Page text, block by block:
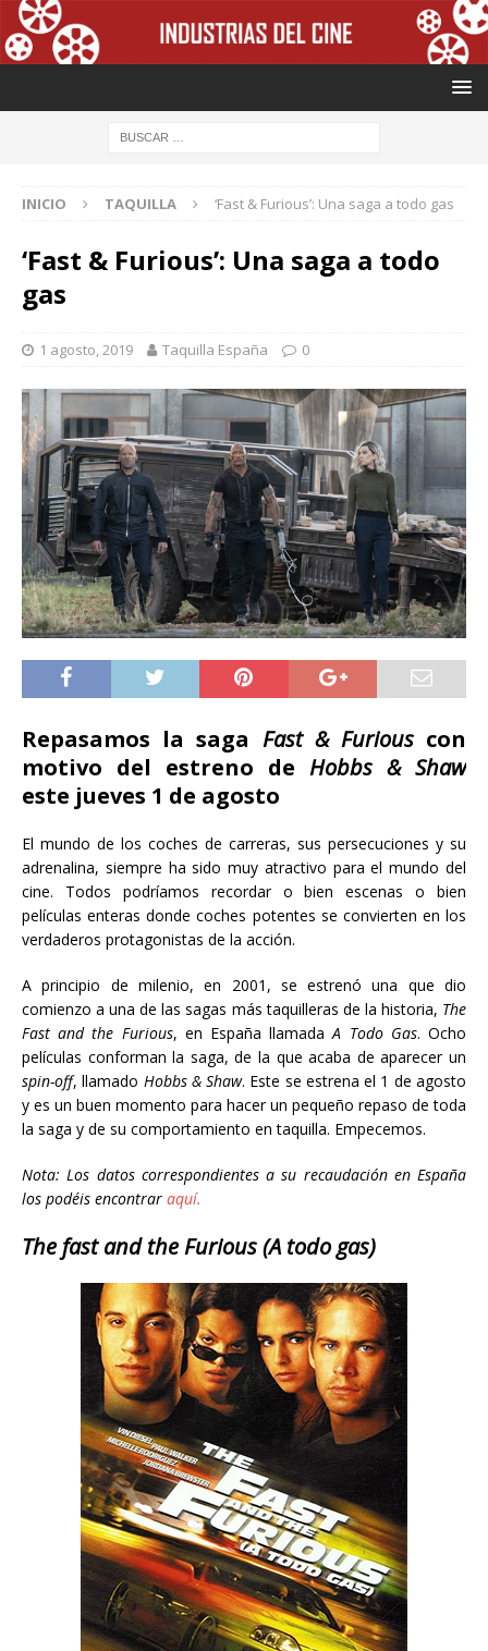
INICIO TAQUILLA ‘Fast & Furious’: Una saga a todo gas
‘Fast & Furious’: Una saga a todo
gas
1 agosto, 2019 Taquilla España 0
Repasamos la saga Fast & Furiouscon
motivo del estreno de Hobbs & Shaw
este jueves 1 de agosto
El mundo de los coches de carreras, sus persecuciones y su
adrenalina, siempre ha sido muy atractivo para el mundo del
cine. Todos podríamos recordar o bien escenas o bien
películas enteras donde coches potentes se convierten en los
verdaderos protagonistas de la acción.
A principio de milenio, en 2001, se estrenó una que dio
comienzo a una de las sagas más taquilleras de la historia, The
Fast and the Furious, en España llamadaA Todo Gas. Ocho
películas conforman la saga, de la que acaba de aparecer un
spin-off, llamado Hobbs & Shaw. Este se estrena el 1 de agosto
y es un buen momento para hacer un pequeño repaso de toda
la saga y de su comportamiento en taquilla. Empecemos.
Nota: Los datos correspondientes a su recaudación en España
los podéis encontrar aquí.
The fast and the Furious (A todo gas)